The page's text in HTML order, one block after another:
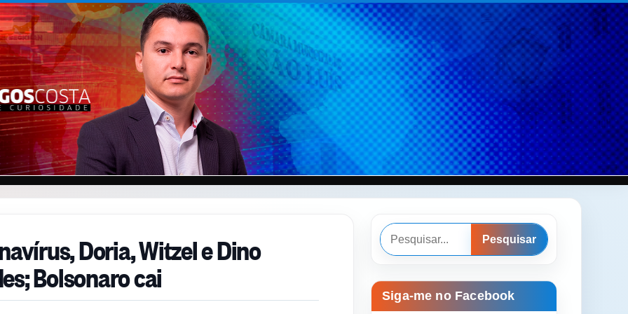
Doria, Witzel e Dino
Bolsonaro cai
Pesquisar
Pesquisar
Siga-me no Facebook